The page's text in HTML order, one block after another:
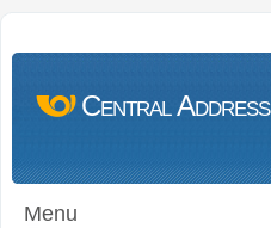
Central Address
Menu